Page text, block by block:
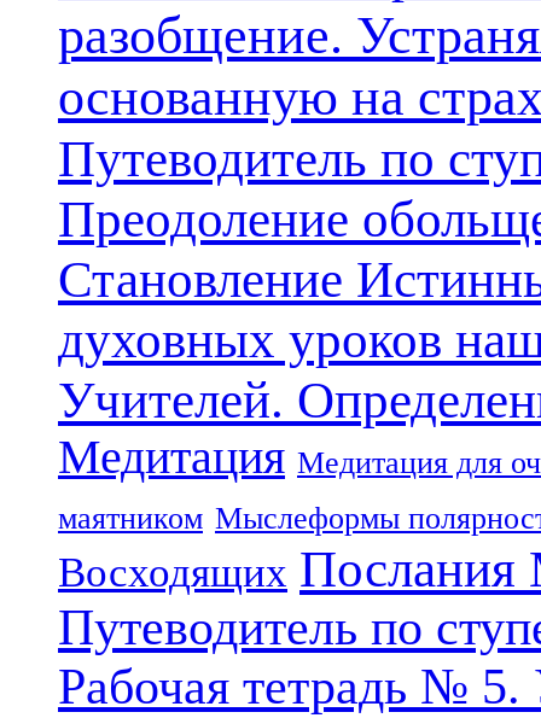
разобщение.
основанную на
Путеводитель по
Преодоление
Становление
духовных уроков
Учителей.
Медитация Медитация для
маятником Мыслеформы
Восходящих Послания
Путеводитель по
Рабочая тетрадь №